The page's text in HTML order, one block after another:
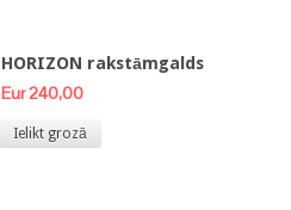
HORIZON rakstāmgalds
Eur 240,00
Ielikt grozā